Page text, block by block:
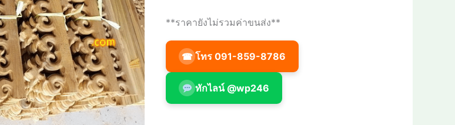
**ราคายังไม่รวมค่าขนส่ง**
☎ โทร 091-859-8786
ทักไลน์ @wp246